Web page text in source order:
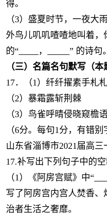
得。
（3）盛夏时节，一夜大
外鸟儿叽叽喳喳地叫着
的“
，
” 的诗句。
（三）名篇名句默写（本
17．（1）纤纤擢素手札
（2）暴霜露斩荆棘
（3）鸟雀呼晴侵晓窥檐
（6分。每句1分，有错别
山东省淄博市2021届高
17.补写出下列句子中的空
（1）《阿房宫赋》中“
写了阿房宫内宫人焚香
治者生活之奢靡。